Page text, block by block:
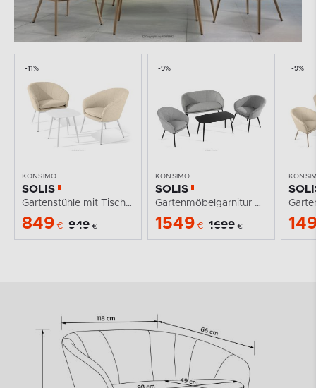
-11%
KONSIMO
SOLIS
Gartenstühle mit Tisch cremefarben/weiß
849 € 949 €
-9%
KONSIMO
SOLIS
Gartenmöbelgarnitur weiß/schwarz
1549 € 1699 €
-9%